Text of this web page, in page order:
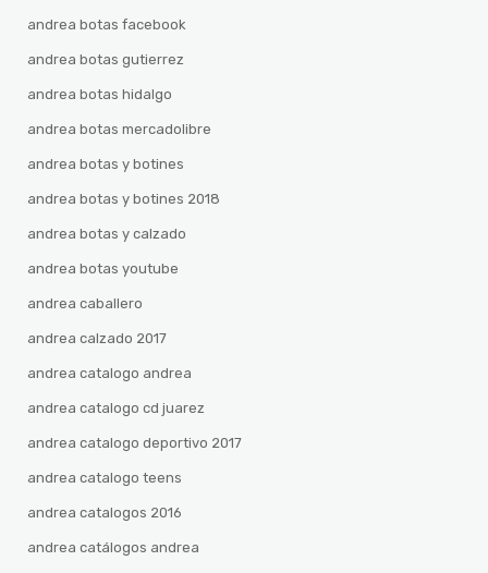
andrea botas facebook
andrea botas gutierrez
andrea botas hidalgo
andrea botas mercadolibre
andrea botas y botines
andrea botas y botines 2018
andrea botas y calzado
andrea botas youtube
andrea caballero
andrea calzado 2017
andrea catalogo andrea
andrea catalogo cd juarez
andrea catalogo deportivo 2017
andrea catalogo teens
andrea catalogos 2016
andrea catálogos andrea